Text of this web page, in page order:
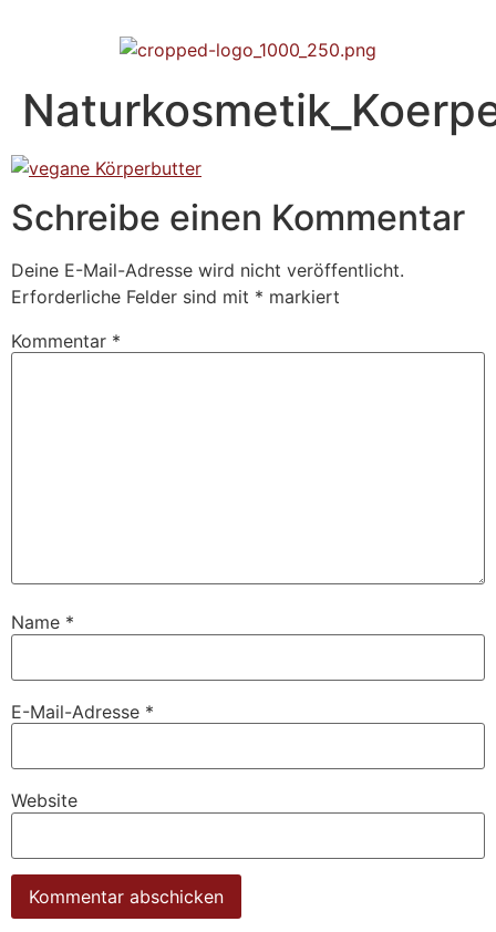
Schreibe einen Kommentar
Deine E-Mail-Adresse wird nicht veröffentlicht.
Erforderliche Felder sind mit * markiert
Kommentar *
Name *
E-Mail-Adresse *
Website